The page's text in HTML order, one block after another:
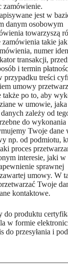
zamówienie.
jest w
danym osobowym
towarzyszą
takie
numer
transakcji,
i termin
przypadku treści
umowy
także po to, aby
w umowie, jaka
zależy od
do
Twoje dane
np. od podmiotu,
proces
interesie, jaki w
sprawnej
umowy. W
Twoje
kontaktowe.
do produktu
w formie
do przesyłania i